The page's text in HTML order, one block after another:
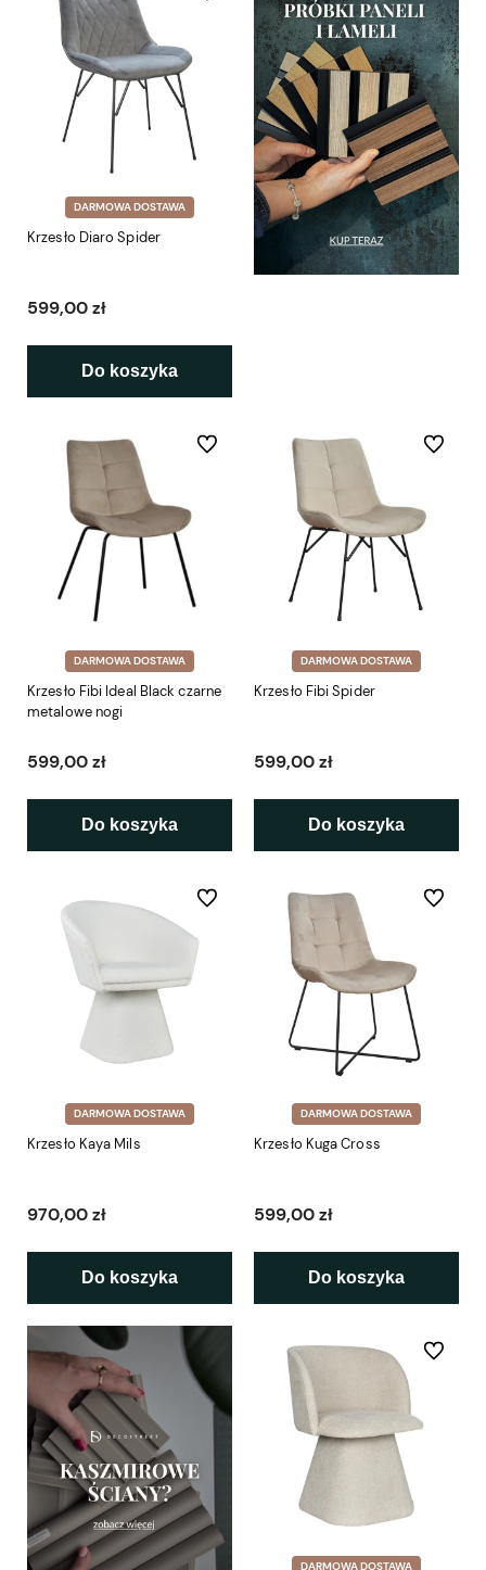
DARMOWA DOSTAWA
Krzesło Diaro Spider
599,00 zł
Do koszyka
DARMOWA DOSTAWA
Krzesło Fibi Ideal Black czarne
metalowe nogi
599,00 zł
Do koszyka
Do ulubionych
DARMOWA DOSTAWA
Krzesło Fibi Spider
599,00 zł
Do koszyka
Do
DARMOWA DOSTAWA
Krzesło Kaya Mils
970,00 zł
Do koszyka
Do ulubionych
DARMOWA DOSTAWA
Krzesło Kuga Cross
599,00 zł
Do koszyka
Do
DARMOWA DOSTAWA
Do